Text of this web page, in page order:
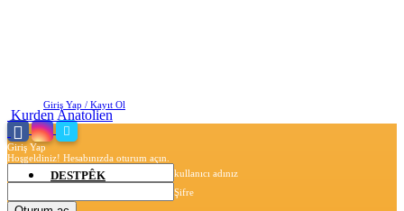
Giriş Yap / Kayıt Ol
Giriş Yap
Hoşgeldiniz! Hesabınızda oturum açın.
kullanıcı adınız
Şifre
Kurden Anatolien
DESTPÊK